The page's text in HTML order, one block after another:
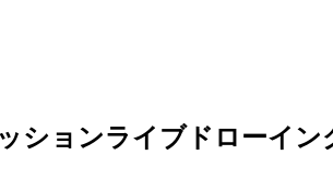
ションライブドローイン